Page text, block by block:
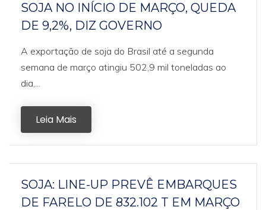
SOJA NO INÍCIO DE MARÇO, QUEDA
DE 9,2%, DIZ GOVERNO
A exportação de soja do Brasil até a segunda
semana de março atingiu 502,9 mil toneladas ao
dia,...
Leia Mais
SOJA: LINE-UP PREVÊ EMBARQUES
DE FARELO DE 832.102 T EM MARÇO